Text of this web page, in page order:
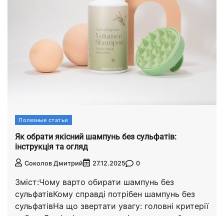
Полезные статьи
Як обрати якісний шампунь без сульфатів:
інструкція та огляд
Соколов Дмитрий 27.12.2025 0
Зміст:Чому варто обирати шампунь без
сульфатівКому справді потрібен шампунь без
сульфатівНа що звертати увагу: головні критерії